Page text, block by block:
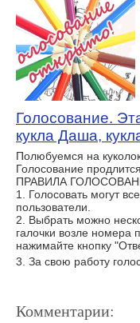
Голосование.
кукла Даша,
Полюбуемся на
Голосование
ПРАВИЛА
1. Голосовать могут
пользователи.
2. Выбрать можно
галочки возле
нажимайте кнопку
3. За свою работу
Комментарии: